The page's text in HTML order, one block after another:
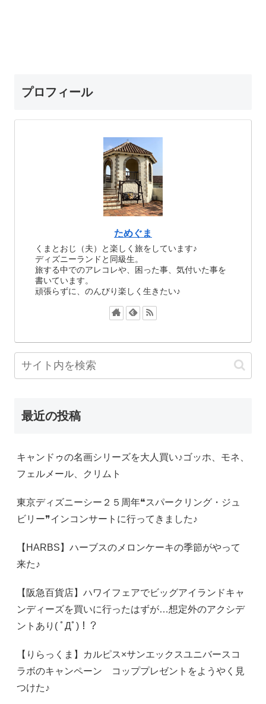
プロフィール
ためぐま
くまとおじ（夫）と楽しく旅をしています♪
ディズニーランドと同級生。
旅する中でのアレコレや、困った事、気付いた事を
書いています。
頑張らずに、のんびり楽しく生きたい♪
最近の投稿
キャンドゥの名画シリーズを大人買い♪ゴッホ、モネ、
フェルメール、クリムト
東京ディズニーシー２５周年❝スパークリング・ジュ
ビリー❞インコンサートに行ってきました♪
【HARBS】ハーブスのメロンケーキの季節がやって
来た♪
【阪急百貨店】ハワイフェアでビッグアイランドキャ
ンディーズを買いに行ったはずが…想定外のアクシデ
ントあり( ﾟДﾟ)！？
【りらっくま】カルピス×サンエックスユニバースコ
ラボのキャンペーン コッププレゼントをようやく見
つけた♪